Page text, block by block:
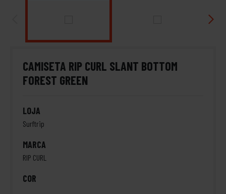
CAMISETA RIP CURL SLANT BOTTOM
FOREST GREEN
LOJA
Surftrip
MARCA
RIP CURL
COR